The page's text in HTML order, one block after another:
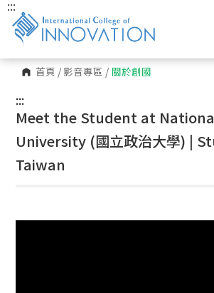
首頁 / 影音專區 / 關於創國
:::
:::
Meet the Student at
University (國立政治大學) |
Taiwan